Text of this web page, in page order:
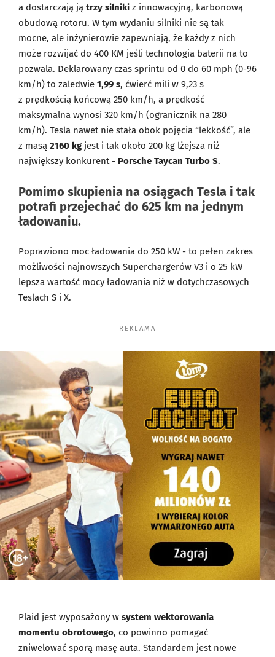
a dostarczają ją trzy silniki z innowacyjną, karbonową
obudową rotoru. W tym wydaniu silniki nie są tak
mocne, ale inżynierowie zapewniają, że każdy z nich
może rozwijać do 400 KM jeśli technologia baterii na to
pozwala. Deklarowany czas sprintu od 0 do 60 mph (0-96
km/h) to zaledwie 1,99 s, ćwierć mili w 9,23 s
z prędkością końcową 250 km/h, a prędkość
maksymalna wynosi 320 km/h (ogranicznik na 280
km/h). Tesla nawet nie stała obok pojęcia “lekkość”, ale
z masą 2160 kgjest i tak około 200 kg lżejsza niż
największy konkurent - Porsche Taycan Turbo S.
Pomimo skupienia na osiągach Tesla i tak
potrafi przejechać do 625 km na jednym
ładowaniu.
Poprawiono moc ładowania do 250 kW - to pełen zakres
możliwości najnowszych Superchargerów V3 i o 25 kW
lepsza wartość mocy ładowania niż w dotychczasowych
Teslach S i X.
REKLAMA
Plaid jest wyposażony w system wektorowania
momentu obrotowego, co powinno pomagać
zniwelować sporą masę auta. Standardem jest nowe